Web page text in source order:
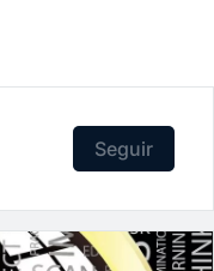
Seguir